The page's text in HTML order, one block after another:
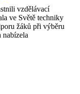
vzdělávací
ve Světě techniky
žáků při výběru
nabízela